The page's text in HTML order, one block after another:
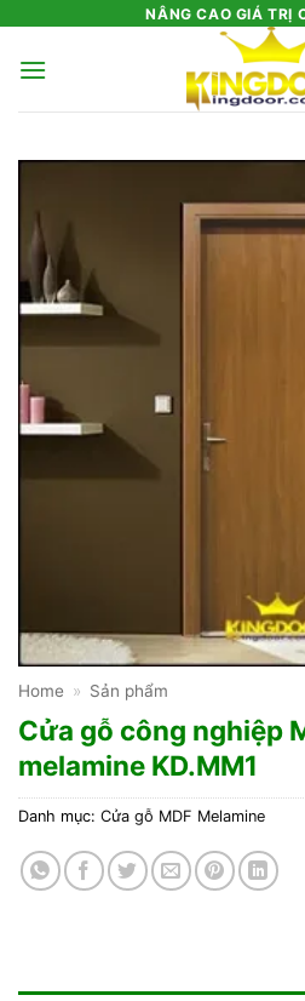
nội
NÂNG CAO GIÁ TRỊ
Home » Sản phẩm
Cửa gỗ công nghiệp
melamine KD.MM1
Danh mục: Cửa gỗ MDF Melamine